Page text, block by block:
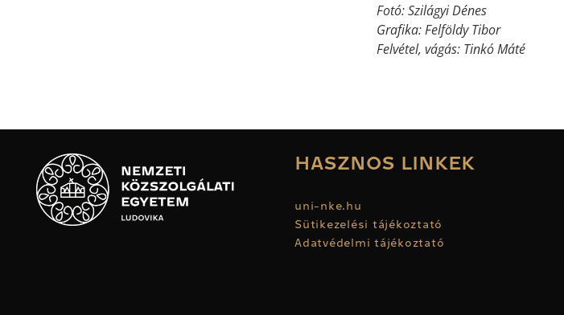
Fotó: Szilágyi Dénes
Grafika: Felföldy Tibor
Felvétel, vágás: Tinkó Máté
HASZNOS LINKEK
uni-nke.hu
Sütikezelési tájékoztató
Adatvédelmi tájékoztató